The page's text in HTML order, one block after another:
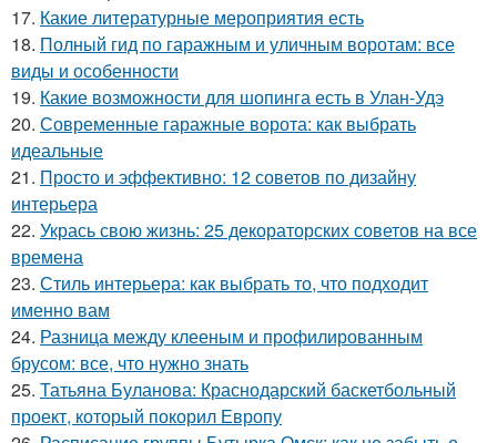
17. Какие литературные мероприятия есть
18. Полный гид по гаражным и уличным воротам: все
виды и особенности
19. Какие возможности для шопинга есть в Улан-Удэ
20. Современные гаражные ворота: как выбрать
идеальные
21. Просто и эффективно: 12 советов по дизайну
интерьера
22. Укрась свою жизнь: 25 декораторских советов на все
времена
23. Стиль интерьера: как выбрать то, что подходит
именно вам
24. Разница между клееным и профилированным
брусом: все, что нужно знать
25. Татьяна Буланова: Краснодарский баскетбольный
проект, который покорил Европу